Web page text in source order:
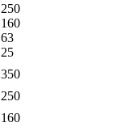
250
160
63
25
350
250
160